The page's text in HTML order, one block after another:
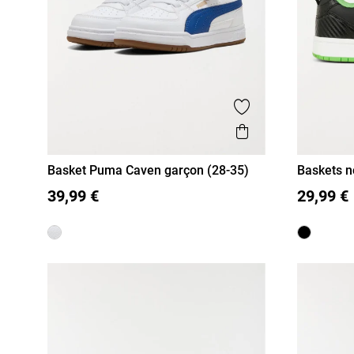
Ajouter aux
Aperçu rapide
28 29 30 31 32 33 34
Basket Puma Caven garçon (28-35)
39,99 €
31 32
Baskets
29,99 €